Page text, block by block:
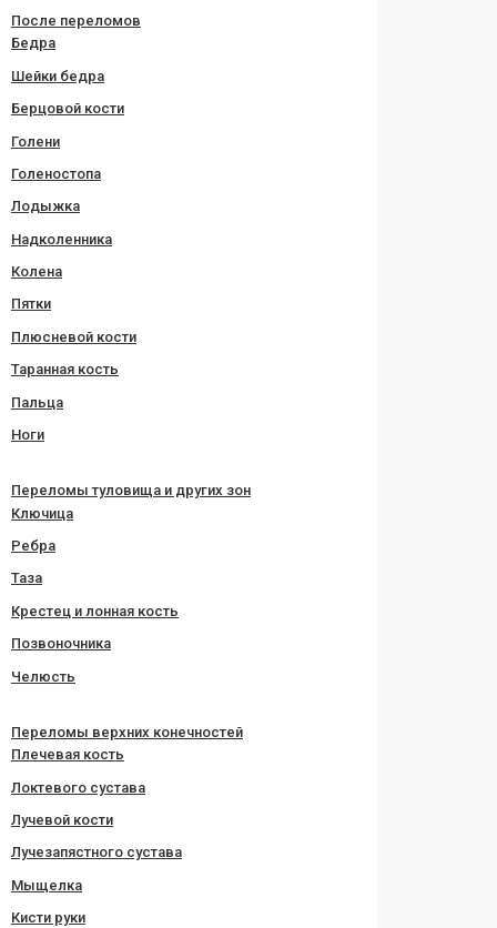
После переломов
Бедра
Шейки бедра
Берцовой кости
Голени
Голеностопа
Лодыжка
Надколенника
Колена
Пятки
Плюсневой кости
Таранная кость
Пальца
Ноги
Переломы туловища и других зон
Ключица
Ребра
Таза
Крестец и лонная кость
Позвоночника
Челюсть
Переломы верхних конечностей
Плечевая кость
Локтевого сустава
Лучевой кости
Лучезапястного сустава
Мыщелка
Кисти руки